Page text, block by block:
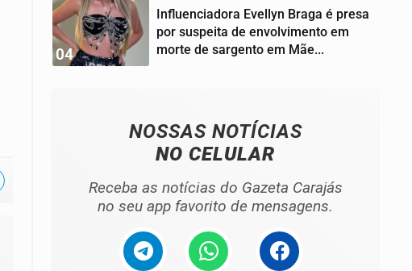
04
Influenciadora Evellyn Braga é presa
por suspeita de envolvimento em
morte de sargento em Mãe...
NOSSAS NOTÍCIAS
NO CELULAR
Receba as notícias do Gazeta Carajás
no seu app favorito de mensagens.